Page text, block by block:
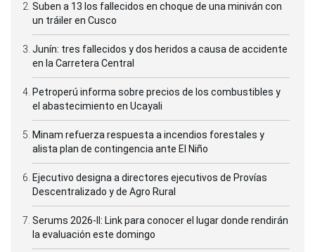
Suben a 13 los fallecidos en choque de una miniván con
un tráiler en Cusco
Junín: tres fallecidos y dos heridos a causa de accidente
en la Carretera Central
Petroperú informa sobre precios de los combustibles y
el abastecimiento en Ucayali
Minam refuerza respuesta a incendios forestales y
alista plan de contingencia ante El Niño
Ejecutivo designa a directores ejecutivos de Provías
Descentralizado y de Agro Rural
Serums 2026-II: Link para conocer el lugar donde rendirán
la evaluación este domingo